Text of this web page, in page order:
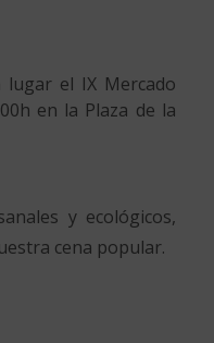
el IX Mercado
en la Plaza de la
y ecológicos,
cena popular.